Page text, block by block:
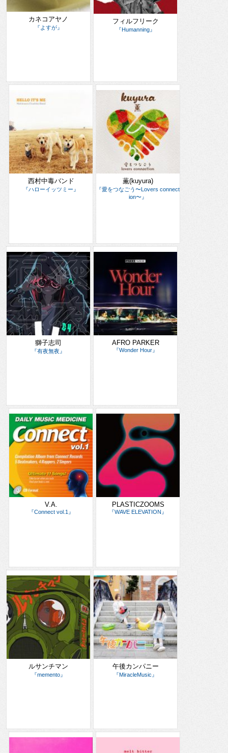
カネコアヤノ
『よすが』
フィルフリーク
『Humanning』
西村中毒バンド
『ハローイッツミー』
薫(kuyura)
『愛をつなごう〜Lovers connect
ion〜』
獅子志司
『有夜無夜』
AFRO PARKER
『Wonder Hour』
V.A.
『Connect vol.1』
PLASTICZOOMS
『WAVE ELEVATION』
ルサンチマン
『memento』
午後カンパニー
『MiracleMusic』